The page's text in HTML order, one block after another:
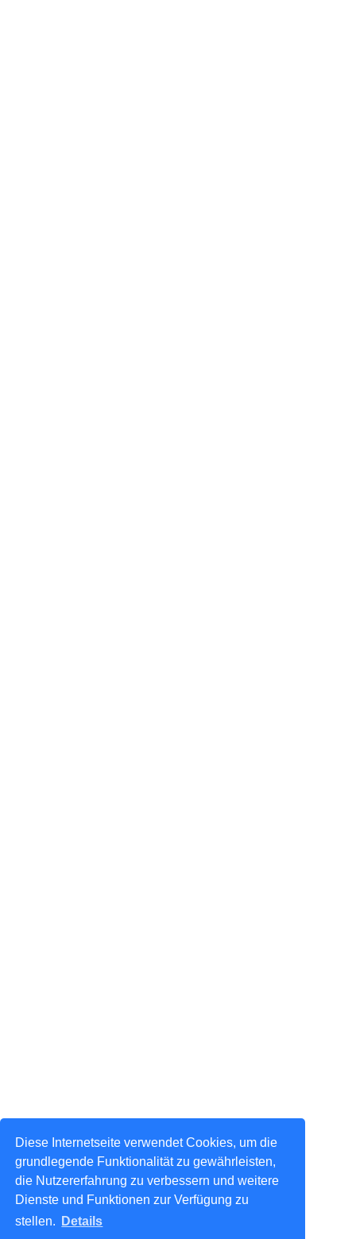
Diese Internetseite verwendet Cookies, um die
grundlegende Funktionalität zu gewährleisten,
die Nutzererfahrung zu verbessern und weitere
Dienste und Funktionen zur Verfügung zu
stellen.
Details